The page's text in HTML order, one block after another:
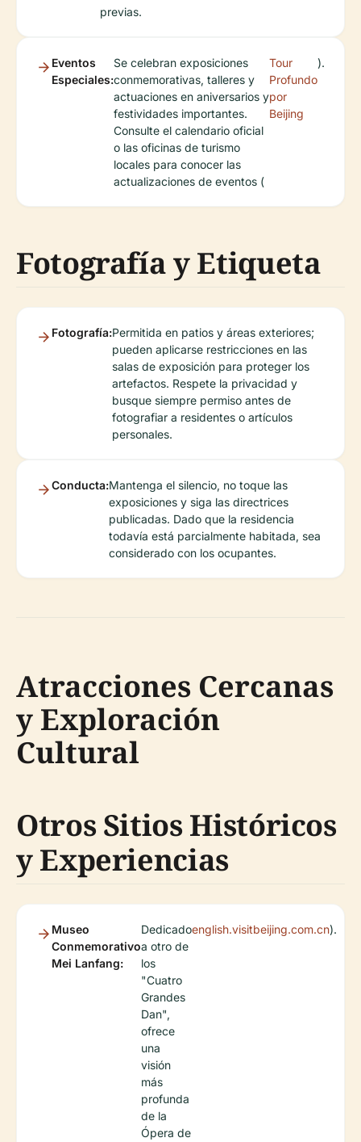
previas.
Eventos
Especiales:
Se celebran exposiciones
conmemorativas, talleres y
actuaciones en aniversarios y
festividades importantes.
Consulte el calendario oficial
o las oficinas de turismo
locales para conocer las
actualizaciones de eventos (
Tour
Profundo
por
Beijing
).
Fotografía y Etiqueta
Fotografía:Permitida en patios y áreas exteriores;
pueden aplicarse restricciones en las
salas de exposición para proteger los
artefactos. Respete la privacidad y
busque siempre permiso antes de
fotografiar a residentes o artículos
personales.
Conducta:Mantenga el silencio, no toque las
exposiciones y siga las directrices
publicadas. Dado que la residencia
todavía está parcialmente habitada, sea
considerado con los ocupantes.
Atracciones Cercanas
y Exploración
Cultural
Otros Sitios Históricos
y Experiencias
Museo
Conmemorativo
Mei Lanfang:
Dedicado
a otro de
los
"Cuatro
Grandes
Dan",
ofrece
una
visión
más
profunda
de la
Ópera de
english.visitbeijing.com.cn).